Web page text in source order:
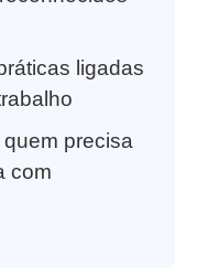
ligadas
precisa
com